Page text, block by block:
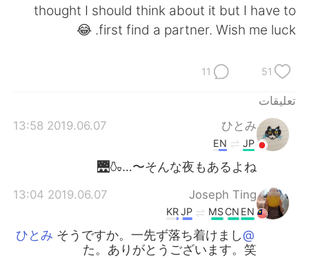
Français Deutsch
thought I should think about it but I have to
first find a partner. Wish me luck. 😂
51
11
تعليقات
ひとみ
2019.06.07 13:58
JP
EN
そんな夜もあるよね〜…🍶🌉
Joseph Ting
2019.06.07 13:04
EN
CN
MS
JP
KR
@ひとみ
そうですか。一先ず落ち着けまし
た。ありがとうございます。笑